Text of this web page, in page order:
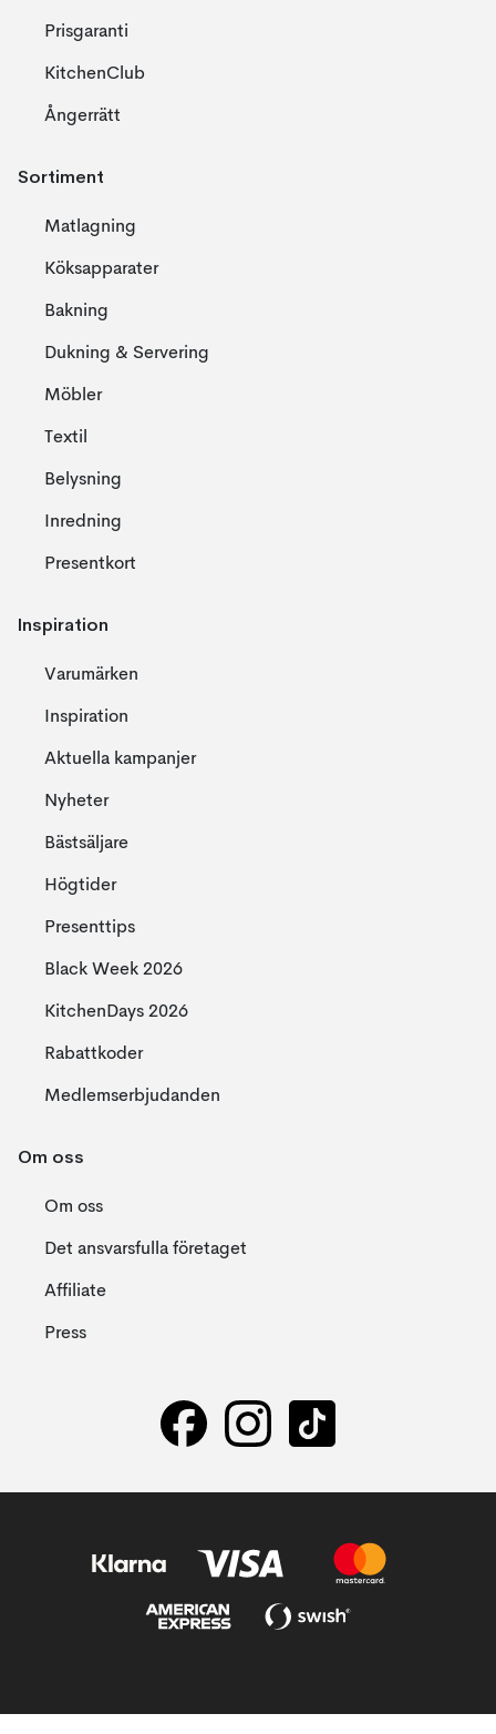
Prisgaranti
KitchenClub
Ångerrätt
Sortiment
Matlagning
Köksapparater
Bakning
Dukning & Servering
Möbler
Textil
Belysning
Inredning
Presentkort
Inspiration
Varumärken
Inspiration
Aktuella kampanjer
Nyheter
Bästsäljare
Högtider
Presenttips
Black Week 2026
KitchenDays 2026
Rabattkoder
Medlemserbjudanden
Om oss
Om oss
Det ansvarsfulla företaget
Affiliate
Press